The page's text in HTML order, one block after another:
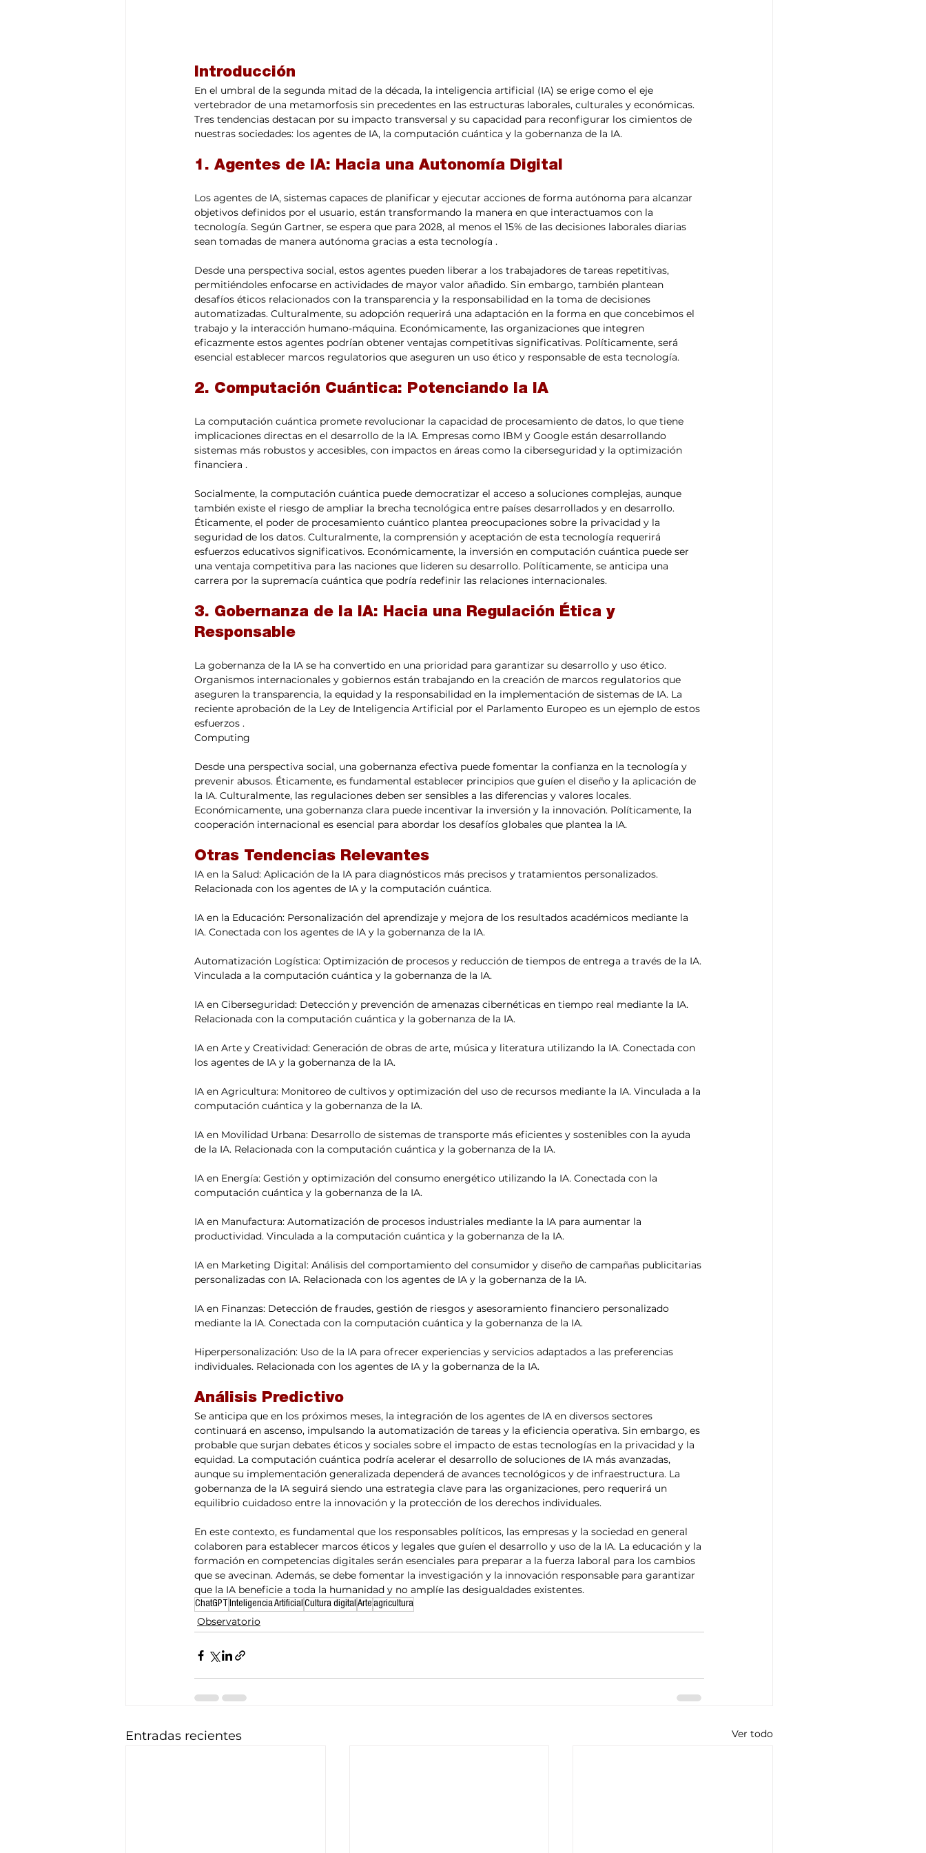
Introducción
En el umbral de la segunda mitad de la década, la inteligencia artificial (IA) se erige como el eje
vertebrador de una metamorfosis sin precedentes en las estructuras laborales, culturales y económicas.
Tres tendencias destacan por su impacto transversal y su capacidad para reconfigurar los cimientos de
nuestras sociedades: los agentes de IA, la computación cuántica y la gobernanza de la IA.
1. Agentes de IA: Hacia una Autonomía Digital
Los agentes de IA, sistemas capaces de planificar y ejecutar acciones de forma autónoma para alcanzar
objetivos definidos por el usuario, están transformando la manera en que interactuamos con la
tecnología. Según Gartner, se espera que para 2028, al menos el 15% de las decisiones laborales diarias
sean tomadas de manera autónoma gracias a esta tecnología .
Desde una perspectiva social, estos agentes pueden liberar a los trabajadores de tareas repetitivas,
permitiéndoles enfocarse en actividades de mayor valor añadido. Sin embargo, también plantean
desafíos éticos relacionados con la transparencia y la responsabilidad en la toma de decisiones
automatizadas. Culturalmente, su adopción requerirá una adaptación en la forma en que concebimos el
trabajo y la interacción humano-máquina. Económicamente, las organizaciones que integren
eficazmente estos agentes podrían obtener ventajas competitivas significativas. Políticamente, será
esencial establecer marcos regulatorios que aseguren un uso ético y responsable de esta tecnología.
2. Computación Cuántica: Potenciando la IA
La computación cuántica promete revolucionar la capacidad de procesamiento de datos, lo que tiene
implicaciones directas en el desarrollo de la IA. Empresas como IBM y Google están desarrollando
sistemas más robustos y accesibles, con impactos en áreas como la ciberseguridad y la optimización
financiera .
Socialmente, la computación cuántica puede democratizar el acceso a soluciones complejas, aunque
también existe el riesgo de ampliar la brecha tecnológica entre países desarrollados y en desarrollo.
Éticamente, el poder de procesamiento cuántico plantea preocupaciones sobre la privacidad y la
seguridad de los datos. Culturalmente, la comprensión y aceptación de esta tecnología requerirá
esfuerzos educativos significativos. Económicamente, la inversión en computación cuántica puede ser
una ventaja competitiva para las naciones que lideren su desarrollo. Políticamente, se anticipa una
carrera por la supremacía cuántica que podría redefinir las relaciones internacionales.
3. Gobernanza de la IA: Hacia una Regulación Ética y
Responsable
La gobernanza de la IA se ha convertido en una prioridad para garantizar su desarrollo y uso ético.
Organismos internacionales y gobiernos están trabajando en la creación de marcos regulatorios que
aseguren la transparencia, la equidad y la responsabilidad en la implementación de sistemas de IA. La
reciente aprobación de la Ley de Inteligencia Artificial por el Parlamento Europeo es un ejemplo de estos
esfuerzos .
Computing
Desde una perspectiva social, una gobernanza efectiva puede fomentar la confianza en la tecnología y
prevenir abusos. Éticamente, es fundamental establecer principios que guíen el diseño y la aplicación de
la IA. Culturalmente, las regulaciones deben ser sensibles a las diferencias y valores locales.
Económicamente, una gobernanza clara puede incentivar la inversión y la innovación. Políticamente, la
cooperación internacional es esencial para abordar los desafíos globales que plantea la IA.
Otras Tendencias Relevantes
IA en la Salud: Aplicación de la IA para diagnósticos más precisos y tratamientos personalizados.
Relacionada con los agentes de IA y la computación cuántica.
IA en la Educación: Personalización del aprendizaje y mejora de los resultados académicos mediante la
IA. Conectada con los agentes de IA y la gobernanza de la IA.
Automatización Logística: Optimización de procesos y reducción de tiempos de entrega a través de la IA.
Vinculada a la computación cuántica y la gobernanza de la IA.
IA en Ciberseguridad: Detección y prevención de amenazas cibernéticas en tiempo real mediante la IA.
Relacionada con la computación cuántica y la gobernanza de la IA.
IA en Arte y Creatividad: Generación de obras de arte, música y literatura utilizando la IA. Conectada con
los agentes de IA y la gobernanza de la IA.
IA en Agricultura: Monitoreo de cultivos y optimización del uso de recursos mediante la IA. Vinculada a la
computación cuántica y la gobernanza de la IA.
IA en Movilidad Urbana: Desarrollo de sistemas de transporte más eficientes y sostenibles con la ayuda
de la IA. Relacionada con la computación cuántica y la gobernanza de la IA.
IA en Energía: Gestión y optimización del consumo energético utilizando la IA. Conectada con la
computación cuántica y la gobernanza de la IA.
IA en Manufactura: Automatización de procesos industriales mediante la IA para aumentar la
productividad. Vinculada a la computación cuántica y la gobernanza de la IA.
IA en Marketing Digital: Análisis del comportamiento del consumidor y diseño de campañas publicitarias
personalizadas con IA. Relacionada con los agentes de IA y la gobernanza de la IA.
IA en Finanzas: Detección de fraudes, gestión de riesgos y asesoramiento financiero personalizado
mediante la IA. Conectada con la computación cuántica y la gobernanza de la IA.
Hiperpersonalización: Uso de la IA para ofrecer experiencias y servicios adaptados a las preferencias
individuales. Relacionada con los agentes de IA y la gobernanza de la IA.
Análisis Predictivo
Se anticipa que en los próximos meses, la integración de los agentes de IA en diversos sectores
continuará en ascenso, impulsando la automatización de tareas y la eficiencia operativa. Sin embargo, es
probable que surjan debates éticos y sociales sobre el impacto de estas tecnologías en la privacidad y la
equidad. La computación cuántica podría acelerar el desarrollo de soluciones de IA más avanzadas,
aunque su implementación generalizada dependerá de avances tecnológicos y de infraestructura. La
gobernanza de la IA seguirá siendo una estrategia clave para las organizaciones, pero requerirá un
equilibrio cuidadoso entre la innovación y la protección de los derechos individuales.
En este contexto, es fundamental que los responsables políticos, las empresas y la sociedad en general
colaboren para establecer marcos éticos y legales que guíen el desarrollo y uso de la IA. La educación y la
formación en competencias digitales serán esenciales para preparar a la fuerza laboral para los cambios
que se avecinan. Además, se debe fomentar la investigación y la innovación responsable para garantizar
que la IA beneficie a toda la humanidad y no amplíe las desigualdades existentes.
ChatGPT Inteligencia Artificial Cultura digital Arte agricultura
Observatorio
Entradas recientes Ver todo